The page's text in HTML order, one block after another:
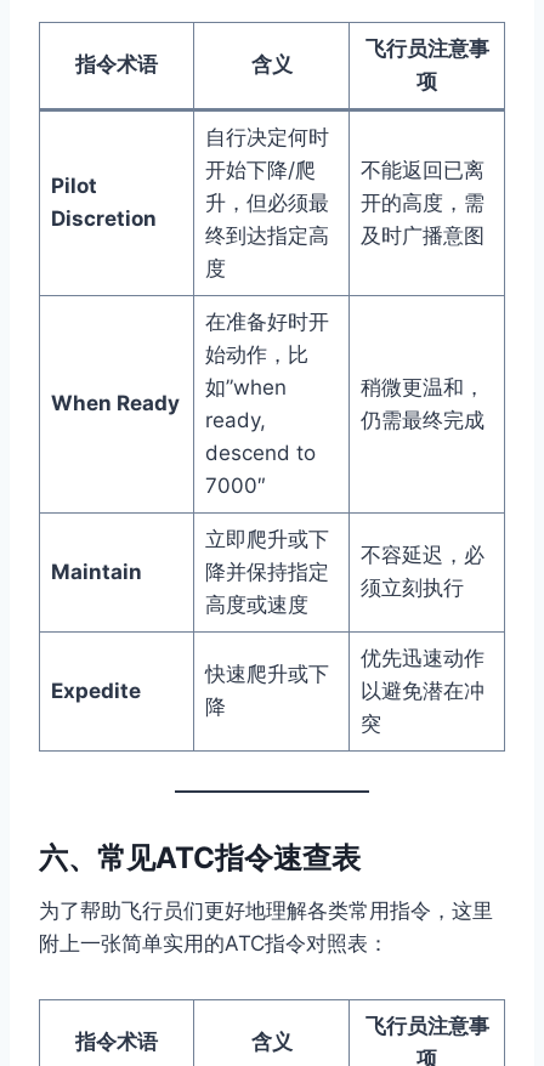
指令术语 含义
飞行员注意事
项
Pilot
Discretion
自行决定何时
开始下降/爬
升，但必须最
终到达指定高
度
不能返回已离
开的高度，需
及时广播意图
When Ready
在准备好时开
始动作，比
如”when
ready,
descend to
7000″
稍微更温和，
仍需最终完成
Maintain
立即爬升或下
降并保持指定
高度或速度
不容延迟，必
须立刻执行
Expedite
快速爬升或下
降
优先迅速动作
以避免潜在冲
突
六、常见ATC指令速查表
为了帮助飞行员们更好地理解各类常用指令，这里
附上一张简单实用的ATC指令对照表：
指令术语 含义
飞行员注意事
项